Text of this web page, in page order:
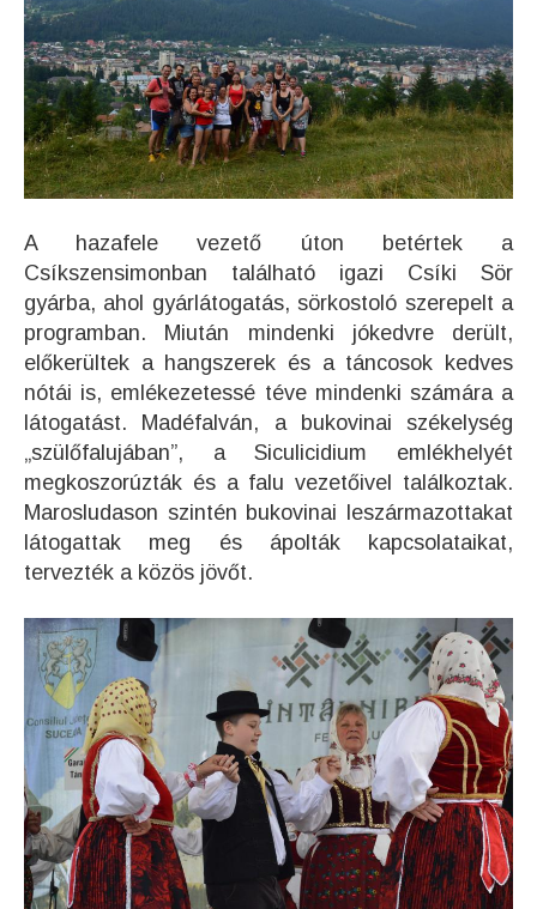
A hazafele vezető úton betértek a
Csíkszensimonban található igazi Csíki Sör
gyárba, ahol gyárlátogatás, sörkostoló szerepelt a
programban. Miután mindenki jókedvre derült,
előkerültek a hangszerek és a táncosok kedves
nótái is, emlékezetessé téve mindenki számára a
látogatást. Madéfalván, a bukovinai székelység
„szülőfalujában”, a Siculicidium emlékhelyét
megkoszorúzták és a falu vezetőivel találkoztak.
Marosludason szintén bukovinai leszármazottakat
látogattak meg és ápolták kapcsolataikat,
tervezték a közös jövőt.